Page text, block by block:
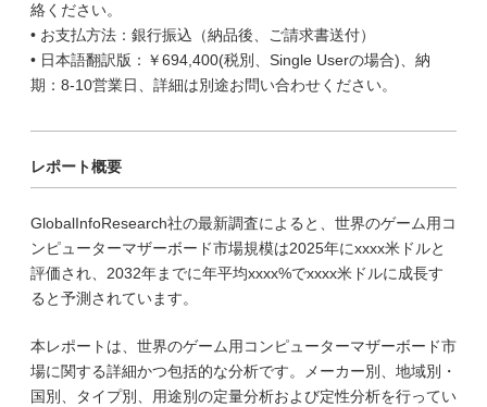
絡ください。
• お支払方法：銀行振込（納品後、ご請求書送付）
• 日本語翻訳版：￥694,400(税別、Single Userの場合)、納
期：8-10営業日、詳細は別途お問い合わせください。
レポート概要
GlobalInfoResearch社の最新調査によると、世界のゲーム用コ
ンピューターマザーボード市場規模は2025年にxxxx米ドルと
評価され、2032年までに年平均xxxx%でxxxx米ドルに成長す
ると予測されています。
本レポートは、世界のゲーム用コンピューターマザーボード市
場に関する詳細かつ包括的な分析です。メーカー別、地域別・
国別、タイプ別、用途別の定量分析および定性分析を行ってい